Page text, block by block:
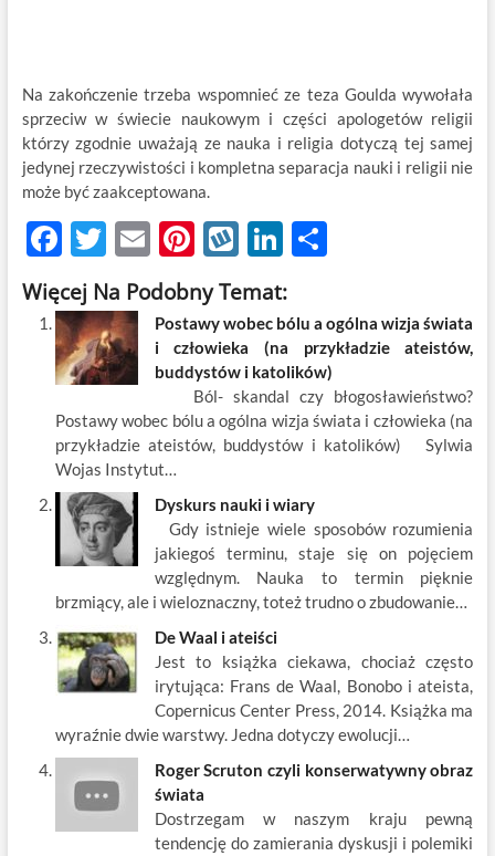
Na zakończenie trzeba wspomnieć ze teza Goulda wywołała
sprzeciw w świecie naukowym i części apologetów religii
którzy zgodnie uważają ze nauka i religia dotyczą tej samej
jedynej rzeczywistości i kompletna separacja nauki i religii nie
może być zaakceptowana.
F
ac
e
b
o
o
k
T
w
itt
er
E
m
ail
Pi
nt
er
es
t
W
k
o
p
Li
k
e
dI
n
S
ar
e
Więcej Na Podobny Temat:
Postawy wobec bólu a ogólna wizja świata
i człowieka (na przykładzie ateistów,
buddystów i katolików)
Ból- skandal czy błogosławieństwo?
Postawy wobec bólu a ogólna wizja świata i człowieka (na
przykładzie ateistów, buddystów i katolików) Sylwia
Wojas Instytut…
Dyskurs nauki i wiary
Gdy istnieje wiele sposobów rozumienia
jakiegoś terminu, staje się on pojęciem
względnym. Nauka to termin pięknie
brzmiący, ale i wieloznaczny, toteż trudno o zbudowanie…
De Waal i ateiści
Jest to książka ciekawa, chociaż często
irytująca: Frans de Waal, Bonobo i ateista,
Copernicus Center Press, 2014. Książka ma
wyraźnie dwie warstwy. Jedna dotyczy ewolucji…
Roger Scruton czyli konserwatywny obraz
świata
Dostrzegam w naszym kraju pewną
tendencję do zamierania dyskusji i polemiki